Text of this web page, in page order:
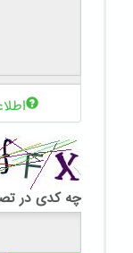
چه کدی در